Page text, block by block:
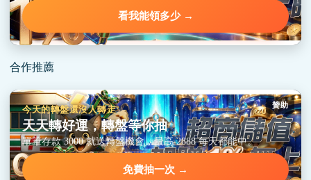
看我能領多少 →
合作推薦
贊助
今天的轉盤還沒人轉走
天天轉好運，轉盤等你抽
單筆存款 3000 就送轉盤機會，最高 2888 每天都能中。
免費抽一次 →